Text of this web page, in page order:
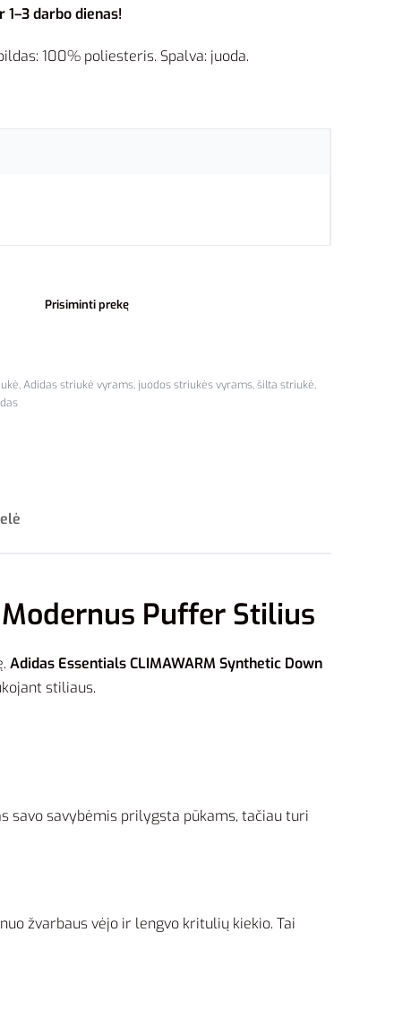
darbo dienas!
100% poliesteris. Spalva: juoda.
Prisiminti prekę
,Adidas striukė vyrams, juodos striukės vyrams,šilta striukė,
Puffer Stilius
Adidas Essentials CLIMAWARM Synthetic Down
stiliaus.
savo savybėmis prilygsta pūkams, tačiau turi
žvarbaus vėjo ir lengvo kritulių kiekio. Tai